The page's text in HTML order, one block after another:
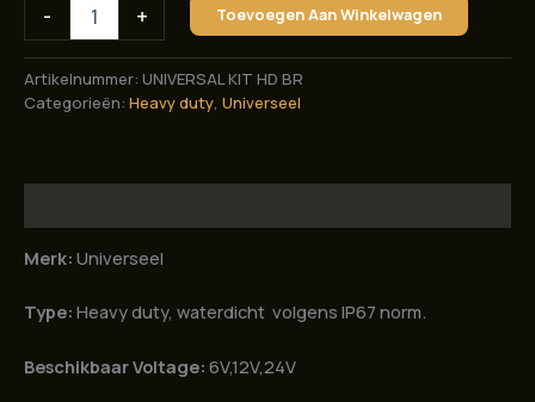
-
elektrische
stuurbekrachtiging.
+ Toevoegen Aan Winkelwagen
Artikelnummer: UNIVERSAL KIT HD BR
Categorieën: Heavy duty, Universeel
Merk: Universeel
Type: Heavy duty, waterdicht volgens IP67 norm.
Beschikbaar Voltage: 6V,12V,24V